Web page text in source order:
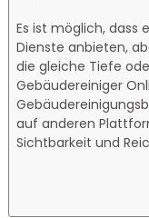
Es ist möglich, dass
Dienste anbieten,
die gleiche Tiefe
Gebäudereiniger
auf anderen
Sichtbarkeit und